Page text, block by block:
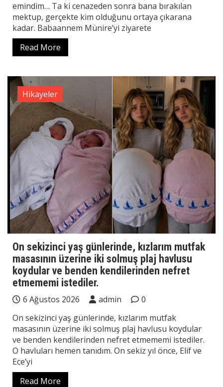
emindim… Ta ki cenazeden sonra bana bırakılan
mektup, gerçekte kim olduğunu ortaya çıkarana
kadar. Babaannem Münire’yi ziyarete
Read More
Hikayeler
On sekizinci yaş günlerinde, kızlarım mutfak
masasının üzerine iki solmuş plaj havlusu
koydular ve benden kendilerinden nefret
etmememi istediler.
6 Ağustos 2026 admin
0
On sekizinci yaş günlerinde, kızlarım mutfak
masasının üzerine iki solmuş plaj havlusu koydular
ve benden kendilerinden nefret etmememi istediler.
O havluları hemen tanıdım. On sekiz yıl önce, Elif ve
Ece’yi
Read More